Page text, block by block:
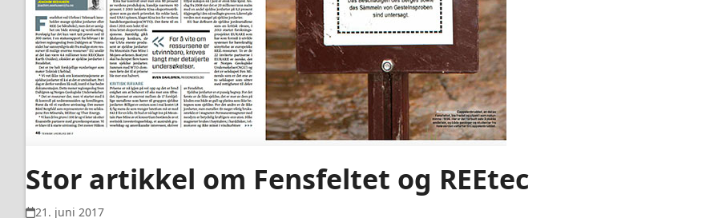
Stor artikkel om Fensfeltet og REEtec
21. juni 2017